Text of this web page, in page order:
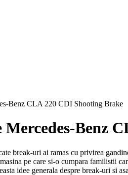
Mercedes-Benz
break-uri ai ramas cu privirea
pe care si-o cumpara familistii
idee generala despre break-uri si